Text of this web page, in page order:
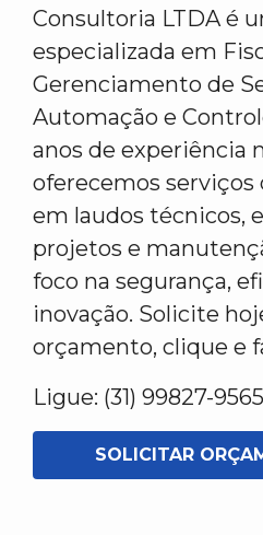
Consultoria LTDA é
especializada em
Gerenciamento de
Automação e
anos de experiência
oferecemos serviços
em laudos técnicos,
projetos e
foco na segurança,
inovação. Solicite
orçamento, clique e
Ligue: (31) 99827-9565
SOLICITAR